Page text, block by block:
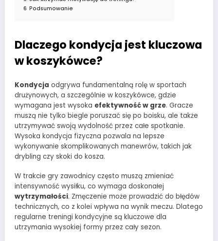
6 Podsumowanie
Dlaczego kondycja jest kluczowa
w koszykówce?
Kondycja odgrywa fundamentalną rolę w sportach
drużynowych, a szczególnie w koszykówce, gdzie
wymagana jest wysoka efektywność w grze. Gracze
muszą nie tylko biegle poruszać się po boisku, ale także
utrzymywać swoją wydolność przez całe spotkanie.
Wysoka kondycja fizyczna pozwala na lepsze
wykonywanie skomplikowanych manewrów, takich jak
drybling czy skoki do kosza.
W trakcie gry zawodnicy często muszą zmieniać
intensywność wysiłku, co wymaga doskonałej
wytrzymałości. Zmęczenie może prowadzić do błędów
technicznych, co z kolei wpływa na wynik meczu. Dlatego
regularne treningi kondycyjne są kluczowe dla
utrzymania wysokiej formy przez cały sezon.